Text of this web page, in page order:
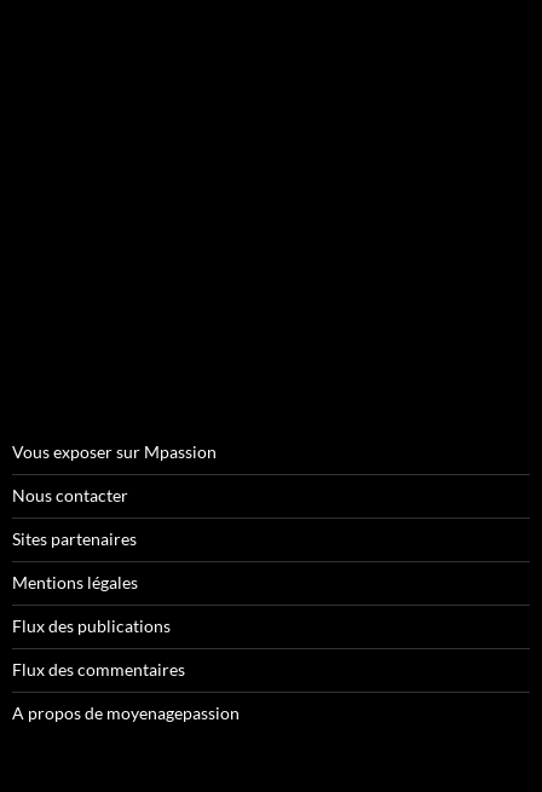
Vous exposer sur Mpassion
Nous contacter
Sites partenaires
Mentions légales
Flux des publications
Flux des commentaires
A propos de moyenagepassion